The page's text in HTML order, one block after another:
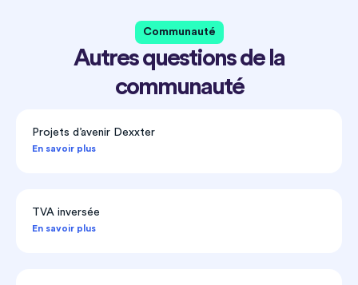
Communauté
Autres questions de la
communauté
Projets d’avenir Dexxter
En savoir plus
TVA inversée
En savoir plus